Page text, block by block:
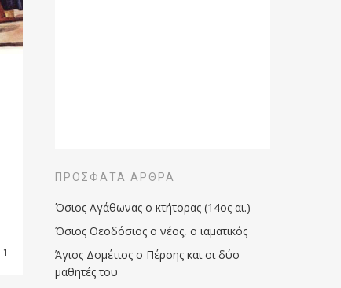
1
ΠΡΌΣΦΑΤΑ ΆΡΘΡΑ
Όσιος Αγάθωνας ο κτήτορας (14ος αι.)
Όσιος Θεοδόσιος ο νέος, ο ιαματικός
Άγιος Δομέτιος ο Πέρσης και οι δύο
μαθητές του